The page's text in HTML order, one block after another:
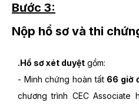
Bước 3:
Nộp hồ sơ và thi
.Hồ sơ xét duyệt gồm:
- Minh chứng hoàn tất 66 giờ
chương trình CEC Associate